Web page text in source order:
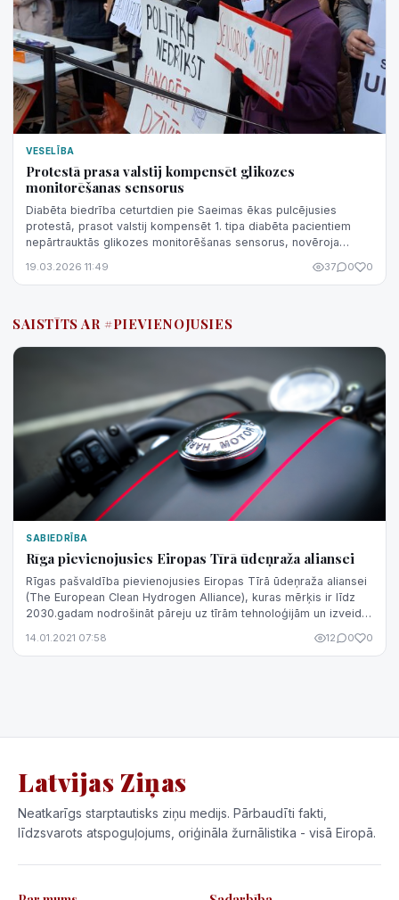
VESELĪBA
Protestā prasa valstij kompensēt glikozes
monitorēšanas sensorus
Diabēta biedrība ceturtdien pie Saeimas ēkas pulcējusies
protestā, prasot valstij kompensēt 1. tipa diabēta pacientiem
nepārtrauktās glikozes monitorēšanas sensorus, novēroja
19.03.2026 11:49 37 0 0
SAISTĪTS AR #PIEVIENOJUSIES
SABIEDRĪBA
Rīga pievienojusies Eiropas Tīrā ūdeņraža aliansei
Rīgas pašvaldība pievienojusies Eiropas Tīrā ūdeņraža aliansei
(The European Clean Hydrogen Alliance), kuras mērķis ir līdz
2030.gadam nodrošināt pāreju uz tīrām tehnoloģijām un izveidot
14.01.2021 07:58 12 0 0
Latvijas Ziņas
Neatkarīgs starptautisks ziņu medijs. Pārbaudīti fakti,
līdzsvarots atspoguļojums, oriģināla žurnālistika - visā Eiropā.